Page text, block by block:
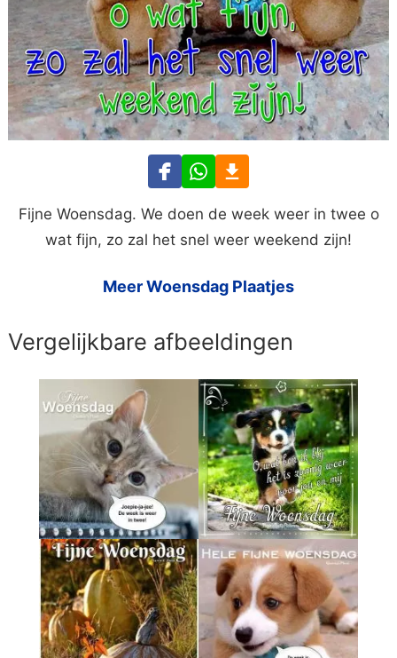
Fijne Woensdag. We doen de week weer in twee o
wat fijn, zo zal het snel weer weekend zijn!
Meer Woensdag Plaatjes
Vergelijkbare afbeeldingen